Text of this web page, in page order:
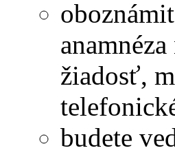
žiadosť,
budete